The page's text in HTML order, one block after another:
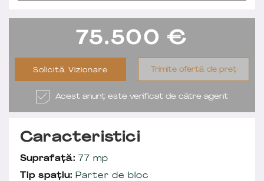
75.500 €
Solicită Vizionare Trimite ofertă de preț
Acest anunț este verificat de către agent
Caracteristici
Suprafață: 77 mp
Tip spațiu: Parter de bloc